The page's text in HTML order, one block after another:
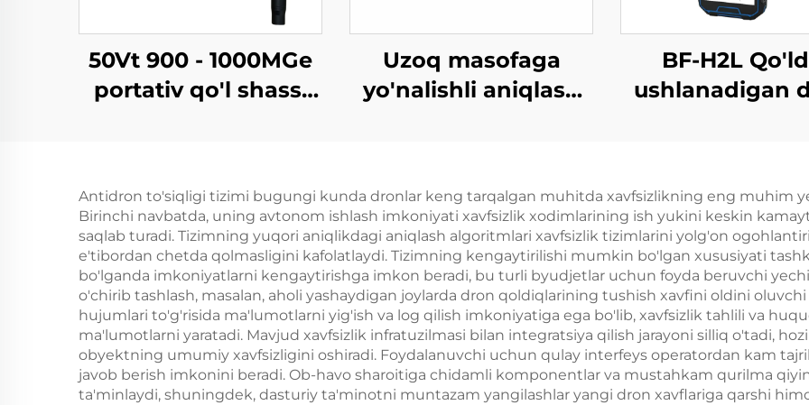
50Vt 900 - 1000MGe
portativ qo'l shassi
Uzoq masofaga
yo'nalishli aniqlash
UAV RF radio
to'siqlari Samarali
chastotali ekran UAV
signallari
BF-H2L
ushlanadigan
Antidron to'siqligi tizimi bugungi kunda dronlar keng tarqalgan muhitda xavfsizlikning eng muhim
Birinchi navbatda, uning avtonom ishlash imkoniyati xavfsizlik xodimlarining ish yukini keskin
saqlab turadi. Tizimning yuqori aniqlikdagi aniqlash algoritmlari xavfsizlik tizimlarini yolg'on
e'tibordan chetda qolmasligini kafolatlaydi. Tizimning kengaytirilishi mumkin bo'lgan xususiyati
bo'lganda imkoniyatlarni kengaytirishga imkon beradi, bu turli byudjetlar uchun foyda beruvchi
o'chirib tashlash, masalan, aholi yashaydigan joylarda dron qoldiqlarining tushish xavfini oldini
hujumlari to'g'risida ma'lumotlarni yig'ish va log qilish imkoniyatiga ega bo'lib, xavfsizlik tahlili va
ma'lumotlarni yaratadi. Mavjud xavfsizlik infratuzilmasi bilan integratsiya qilish jarayoni silliq o'tadi,
obyektning umumiy xavfsizligini oshiradi. Foydalanuvchi uchun qulay interfeys operatordan kam
javob berish imkonini beradi. Ob-havo sharoitiga chidamli komponentlar va mustahkam qurilma
ta'minlaydi, shuningdek, dasturiy ta'minotni muntazam yangilashlar yangi dron xavflariga qarshi